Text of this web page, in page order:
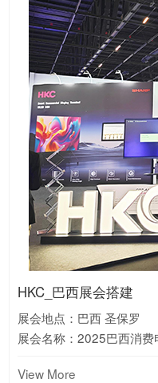
宁德时代_澳大利亚展台
展会地点：澳大利亚 墨尔本
View More
Valerion_美国CES展会
展会地点：美国 拉斯维加斯
View More
库犸动力_德国IFA展会
展会地点：德国 柏林
View More
Aiper_德国IFA展台搭建
展会地点：德国 慕尼黑
View More
科沃斯_美国CES展台搭
展会地点：美国 拉斯维加斯
View More
万华_展会设计搭建
展会地点：广东 广州
View More
中国烟草_德国展会搭建
展会地点：德国 多特蒙德
View More
通威_巴西展台搭建
展会地点：巴西 圣保罗
View More
HKC_巴西展会搭建
展会地点：巴西 圣保罗
View More
绿联_德国IFA展会搭建
展会地点：德国 柏林
View More
美的_美国展会搭建
展会地点：美国 拉斯维加斯
View More
新日_欧洲展会搭建
展会地点：意大利 米兰
View More